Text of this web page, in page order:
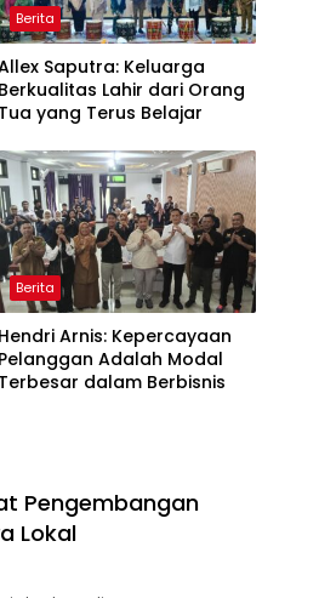
Berita
Saputra: Keluarga
Berkualitas Lahir dari Orang
Tua yang Terus Belajar
Berita
Hendri Arnis: Kepercayaan
Pelanggan Adalah Modal
Terbesar dalam Berbisnis
Pengembangan
Lokal